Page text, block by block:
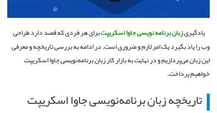
یادگیریزبان برنامه نویسی جاوا اسکریپتبرای هر فردی که قصد دارد طراحی
وب را یاد بگیرد یک امر لازم و ضروری است. در ادامه به بررسی تاریخچه و معرفی
این زبان می‌پردازیم و در نهایت به بازار کار زبان برنامه‌نویسی جاوا اسکریپت
خواهیم پرداخت.
تاریخچه زبان برنامه‌نویسی جاوا اسکریپت